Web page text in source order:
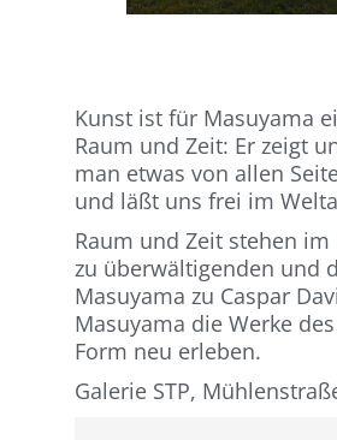
Kunst ist für Masuyama
Raum und Zeit: Er zeigt
man etwas von allen
und läßt uns frei im
Raum und Zeit stehen
zu überwältigenden und
Masuyama zu Caspar
Masuyama die Werke
Form neu erleben.
Galerie STP,